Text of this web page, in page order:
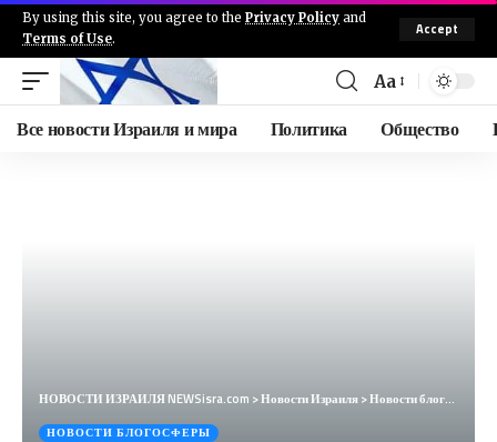
By using this site, you agree to the Privacy Policy and
Terms of Use.
Accept
Aa
Все новости Израиля и мира Политика Общество
НОВОСТИ ИЗРАИЛЯ NEWSisra.com >Новости Израиля>Новости блогосферы
НОВОСТИ БЛОГОСФЕРЫ